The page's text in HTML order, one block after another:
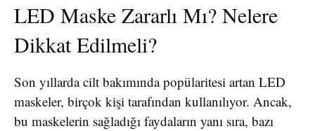
LED Maske Zararlı Mı? Nelere
Dikkat Edilmeli?
Son yıllarda cilt bakımında popülaritesi artan LED
maskeler, birçok kişi tarafından kullanılıyor. Ancak,
bu maskelerin sağladığı faydaların yanı sıra, bazı